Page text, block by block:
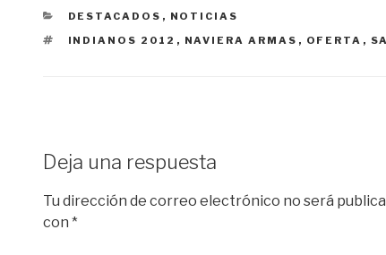
CATEGORÍAS
DESTACADOS , NOTICIAS
ETIQUETAS
INDIANOS 2012 , NAVIERA ARMAS , OFERTA ,
Deja una respuesta
Tu dirección de correo electrónico no será
con *